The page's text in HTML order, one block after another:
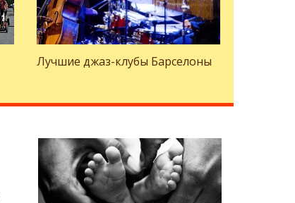
Лучшие джаз-клубы Барселоны